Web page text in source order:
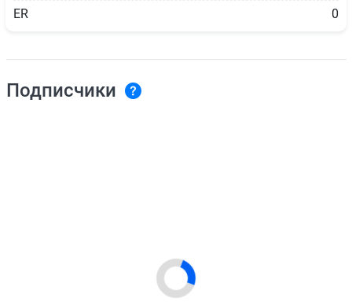
ER 0
Подписчики